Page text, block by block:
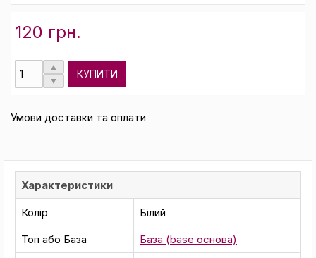
120 грн.
КУПИТИ
Умови доставки та оплати
Характеристики
Колір
Білий
Топ або База
База (base основа)